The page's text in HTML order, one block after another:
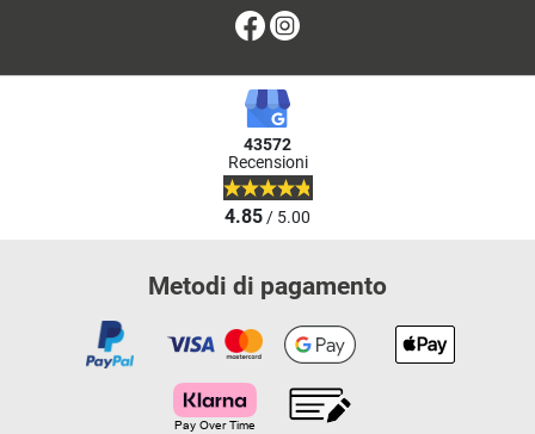
Facebook
43572
Recensioni
4.85/ 5.00
Metodi di pagamento